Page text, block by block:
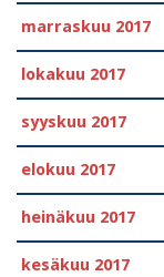
marraskuu 2017
lokakuu 2017
syyskuu 2017
elokuu 2017
heinäkuu 2017
kesäkuu 2017